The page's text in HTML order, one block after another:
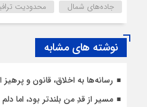
جاده‌های شمال
محدودیت
نوشته های مشابه
رسانه‌ها به اخلاق، قانون و پرهیز
مسیر از قدِ من بلندتر بود، اما